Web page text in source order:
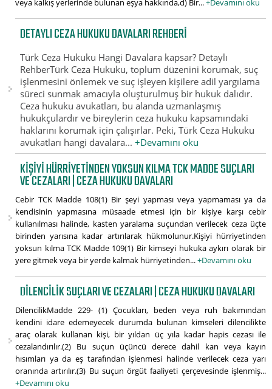
DETAYLI CEZA HUKUKU DAVALARI REHBERI
Türk Ceza Hukuku Hangi Davalara kapsar? Detaylı
RehberTürk Ceza Hukuku, toplum düzenini korumak, suç
işlenmesini önlemek ve suç işleyen kişilere adil yargılama
süreci sunmak amacıyla oluşturulmuş bir hukuk dalıdır.
Ceza hukuku avukatları, bu alanda uzmanlaşmış
hukukçulardır ve bireylerin ceza hukuku kapsamındaki
haklarını korumak için çalışırlar. Peki, Türk Ceza Hukuku
avukatları hangi davalara...+Devamını oku
KIŞIYI HÜRRIYETINDEN YOKSUN KILMA TCK MADDE SUÇLARI
VE CEZALARI | CEZA HUKUKU DAVALARI
Cebir TCK Madde 108(1) Bir şeyi yapması veya yapmaması ya da
kendisinin yapmasına müsaade etmesi için bir kişiye karşı cebir
kullanılması halinde, kasten yaralama suçundan verilecek ceza üçte
birinden yarısına kadar artırılarak hükmolunur.Kişiyi hürriyetinden
yoksun kılma TCK Madde 109(1) Bir kimseyi hukuka aykırı olarak bir
yere gitmek veya bir yerde kalmak hürriyetinden...+Devamını oku
DILENCILIK SUÇLARI VE CEZALARI | CEZA HUKUKU DAVALARI
DilencilikMadde 229- (1) Çocukları, beden veya ruh bakımından
kendini idare edemeyecek durumda bulunan kimseleri dilencilikte
araç olarak kullanan kişi, bir yıldan üç yıla kadar hapis cezası ile
cezalandırılır.(2) Bu suçun üçüncü derece dahil kan veya kayın
hısımları ya da eş tarafından işlenmesi halinde verilecek ceza yarı
oranında artırılır.(3) Bu suçun örgüt faaliyeti çerçevesinde işlenmiş...
+Devamını oku